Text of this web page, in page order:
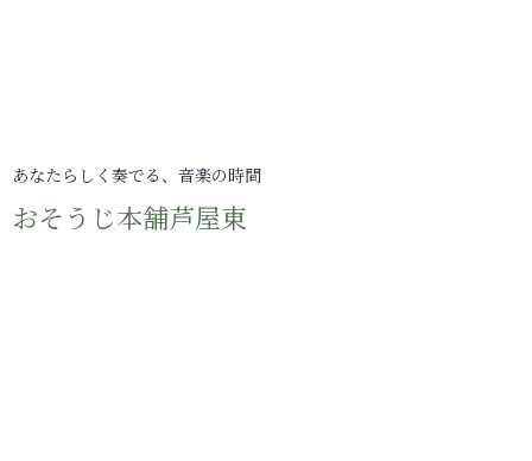
あなたらしく奏でる、音楽の時間
おそうじ本舗芦屋東